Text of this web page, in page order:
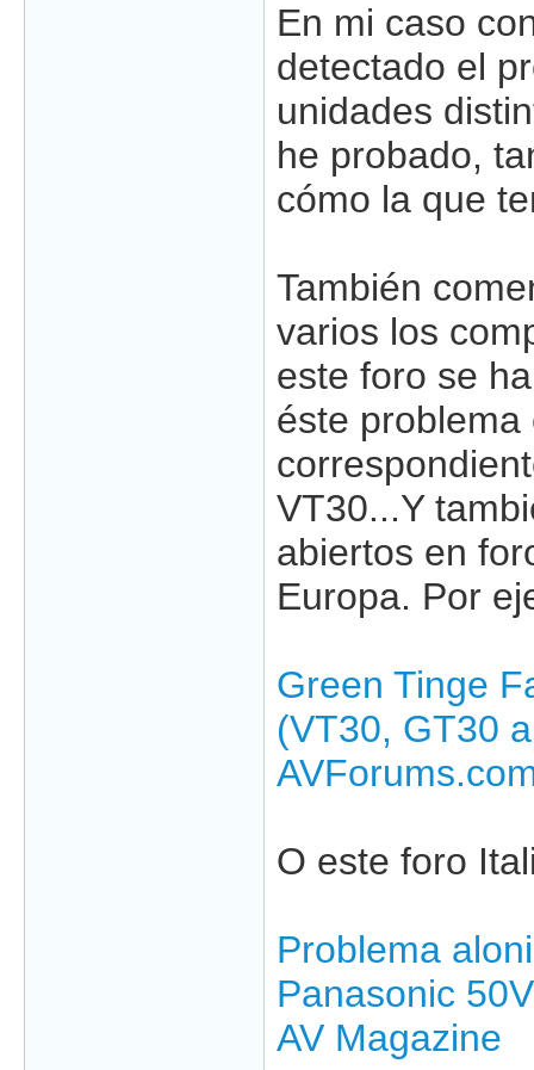
En mi caso
detectado el
unidades
he probado,
cómo la que
También
varios los
este foro se
éste problema
VT30...Y
abiertos en
Europa. Por
Green Tinge
(VT30, GT30
O este foro
Problema
Panasonic
AV Magazine